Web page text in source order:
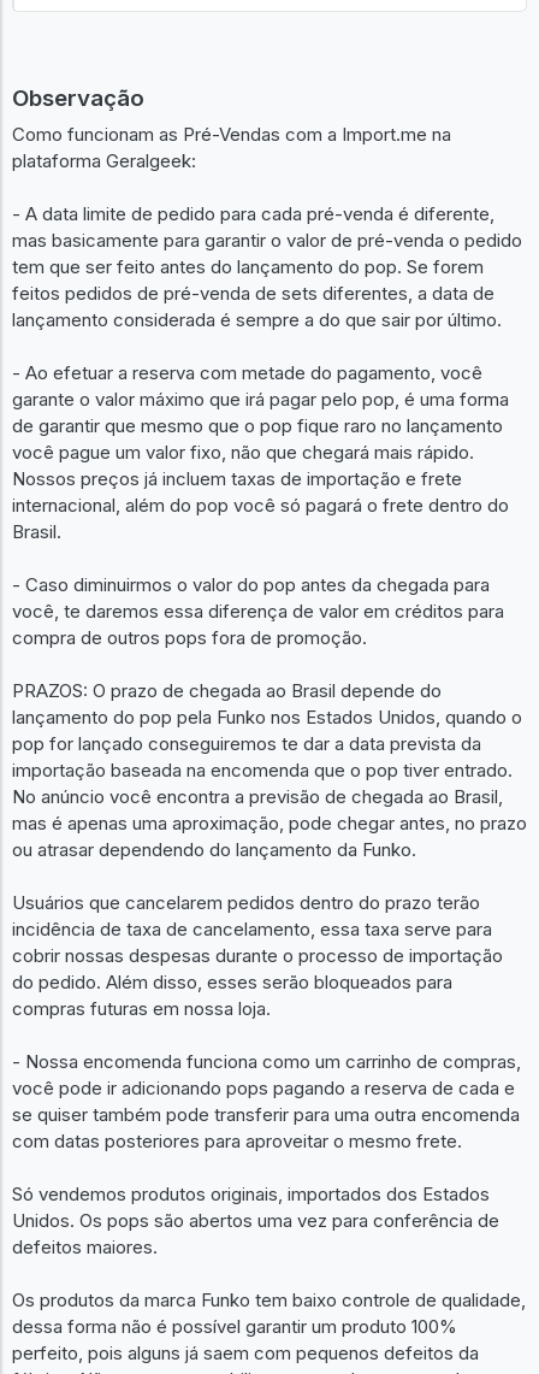
Observação
Como funcionam as Pré-Vendas com a Import.me na
plataforma Geralgeek:
- A data limite de pedido para cada pré-venda é diferente,
mas basicamente para garantir o valor de pré-venda o pedido
tem que ser feito antes do lançamento do pop. Se forem
feitos pedidos de pré-venda de sets diferentes, a data de
lançamento considerada é sempre a do que sair por último.
- Ao efetuar a reserva com metade do pagamento, você
garante o valor máximo que irá pagar pelo pop, é uma forma
de garantir que mesmo que o pop fique raro no lançamento
você pague um valor fixo, não que chegará mais rápido.
Nossos preços já incluem taxas de importação e frete
internacional, além do pop você só pagará o frete dentro do
Brasil.
- Caso diminuirmos o valor do pop antes da chegada para
você, te daremos essa diferença de valor em créditos para
compra de outros pops fora de promoção.
PRAZOS: O prazo de chegada ao Brasil depende do
lançamento do pop pela Funko nos Estados Unidos, quando o
pop for lançado conseguiremos te dar a data prevista da
importação baseada na encomenda que o pop tiver entrado.
No anúncio você encontra a previsão de chegada ao Brasil,
mas é apenas uma aproximação, pode chegar antes, no prazo
ou atrasar dependendo do lançamento da Funko.
Usuários que cancelarem pedidos dentro do prazo terão
incidência de taxa de cancelamento, essa taxa serve para
cobrir nossas despesas durante o processo de importação
do pedido. Além disso, esses serão bloqueados para
compras futuras em nossa loja.
- Nossa encomenda funciona como um carrinho de compras,
você pode ir adicionando pops pagando a reserva de cada e
se quiser também pode transferir para uma outra encomenda
com datas posteriores para aproveitar o mesmo frete.
Só vendemos produtos originais, importados dos Estados
Unidos. Os pops são abertos uma vez para conferência de
defeitos maiores.
Os produtos da marca Funko tem baixo controle de qualidade,
dessa forma não é possível garantir um produto 100%
perfeito, pois alguns já saem com pequenos defeitos da